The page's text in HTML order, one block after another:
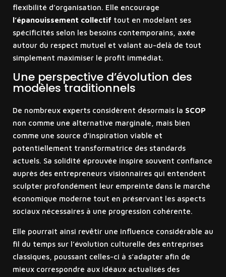
flexibilité d’organisation. Elle encourage
l’épanouissement collectif tout en modelant ses
spécificités selon les besoins contemporains, axée
autour du respect mutuel et valant au-delà de tout
simplement maximiser le profit immédiat.
Une perspective d’évolution des
modèles traditionnels
De nombreux experts considèrent désormais la SCOP
non comme une alternative marginale, mais bien
comme une source d’inspiration viable et
potentiellement transformatrice des standards
actuels. Sa solidité éprouvée inspire souvent confiance
auprès des entrepreneurs visionnaires qui entendent
sculpter profondément leur empreinte dans le marché
économique moderne tout en préservant les aspects
sociaux nécessaires à une progression cohérente.
Elle pourrait ainsi revêtir une influence considérable au
fil du temps sur l’évolution culturelle des entreprises
classiques, poussant celles-ci à s’adapter afin de
mieux correspondre aux idéaux actualisés des